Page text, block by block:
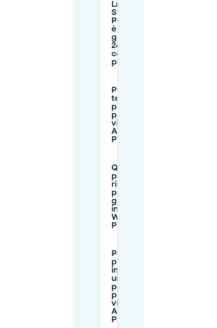
La P+R
Station
Presikhaaf
è davvero
gratuita
24/7, e
cosa devo
pagare?
Per quanto
tempo posso
parcheggiare
presso il P+R
vicino ad
Arnhem
Presikhaaf?
Quanto tempo
posso
rimanere nel
parcheggio
gratuito
intorno a
Winkelcentrum
Presikhaaf?
Posso
prenotare
in anticipo
un
parcheggio
privato
vicino ad
Arnhem
Presikhaaf?